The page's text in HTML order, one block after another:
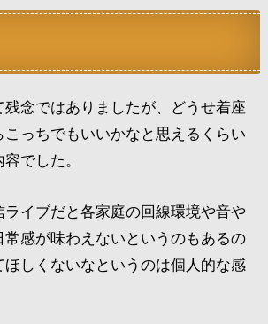
念ではありましたが、どうせ着座
っちでもいいかなと思えるくらい
でした。
ライブだと各家庭の回線環境や音や
感が味わえないというのもあるの
ほしくないなというのは個人的な感